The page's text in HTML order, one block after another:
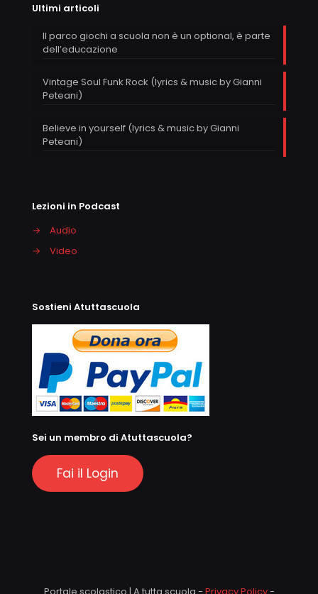
Ultimi articoli
Il parco giochi a scuola non è un optional, è parte
dell’educazione
Vintage Soul Funk Rock (lyrics & music by Gianni
Peteani)
Believe in yourself (lyrics & music by Gianni
Peteani)
Lezioni in Podcast
→
Audio
→
Video
Sostieni Atuttascuola
Sei un membro di Atuttascuola?
Fai il Login
Portale scolastico | A tutta scuola - Privacy Policy-